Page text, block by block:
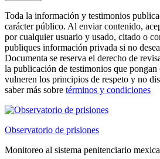
Toda la información y testimonios
carácter público. Al enviar contenido,
por cualquier usuario y usado, citado o
publiques información privada si no
Documenta se reserva el derecho de
la publicación de testimonios que pongan
vulneren los principios de respeto y no
saber más sobre términos y condiciones
Observatorio de prisiones
Monitoreo al sistema penitenciario